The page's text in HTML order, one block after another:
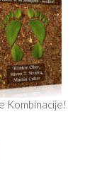
Kombinacije!